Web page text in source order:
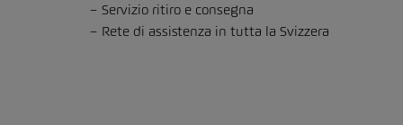
Servizio ritiro e consegna
Rete di assistenza in tutta la Svizzera